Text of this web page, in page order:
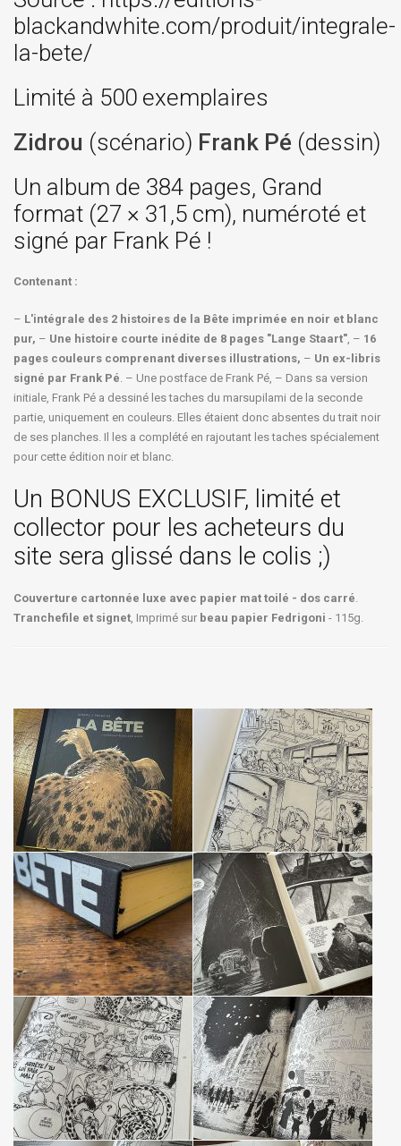
blackandwhite.com/produit/integrale-
la-bete/
Limité à 500 exemplaires
Zidrou (scénario) Frank Pé (dessin)
Un album de 384 pages, Grand
format (27 × 31,5 cm), numéroté et
signé par Frank Pé !
Contenant :
– L'intégrale des 2 histoires de la Bête imprimée en noir et blanc
pur, – Une histoire courte inédite de 8 pages "Lange Staart", – 16
pages couleurs comprenant diverses illustrations, – Un ex-libris
signé par Frank Pé. – Une postface de Frank Pé, – Dans sa version
initiale, Frank Pé a dessiné les taches du marsupilami de la seconde
partie, uniquement en couleurs. Elles étaient donc absentes du trait noir
de ses planches. Il les a complété en rajoutant les taches spécialement
pour cette édition noir et blanc.
Un BONUS EXCLUSIF, limité et
collector pour les acheteurs du
site sera glissé dans le colis ;)
Couverture cartonnée luxe avec papier mat toilé - dos carré.
Tranchefile et signet, Imprimé sur beau papier Fedrigoni - 115g.